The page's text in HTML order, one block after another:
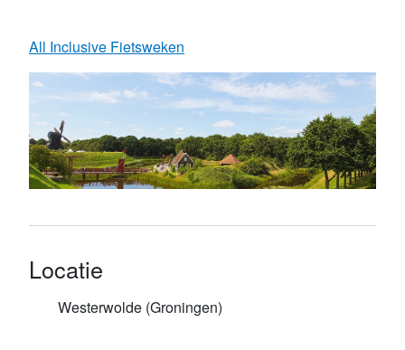
All Inclusive Fietsweken
Locatie
Westerwolde (Groningen)